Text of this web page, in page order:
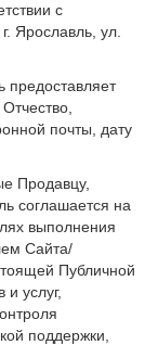
с
Ярославль, ул.
предоставляет
почты, дату
Продавцу,
соглашается на
выполнения
Сайта/
Публичной
услуг,
поддержки,